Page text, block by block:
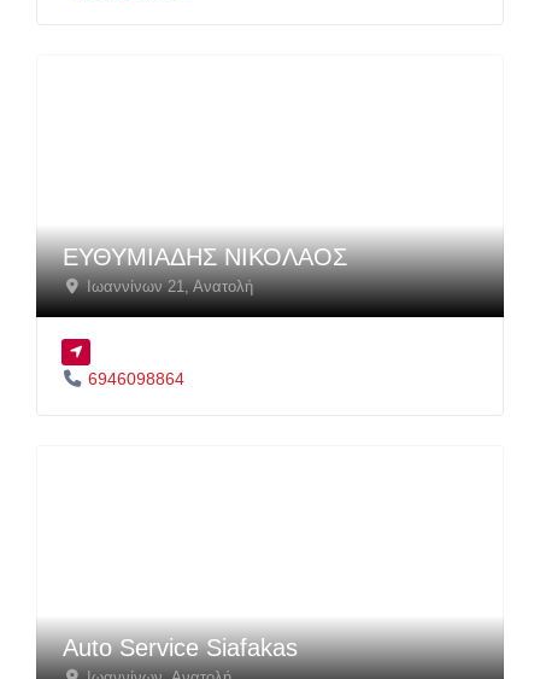
ΕΥΘΥΜΙΑΔΗΣ ΝΙΚΟΛΑΟΣ
Ιωαννίνων 21,Ανατολή
6946098864
Auto Service Siafakas